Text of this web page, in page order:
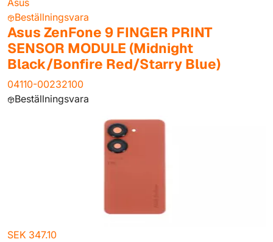
Asus
Beställningsvara
Asus ZenFone 9 FINGER PRINT
SENSOR MODULE (Midnight
Black/Bonfire Red/Starry Blue)
04110-00232100
Beställningsvara
SEK 347.10